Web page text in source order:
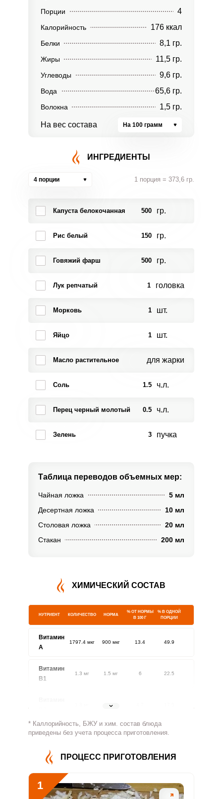
Порции 4
Калорийность 176 ккал
Белки 8,1 гр.
Жиры 11,5 гр.
Углеводы 9,6 гр.
Вода 65,6 гр.
Волокна 1,5 гр.
На вес состава На 100 грамм
ИНГРЕДИЕНТЫ
4 порции 1 порция = 373,6 гр.
Капуста белокочанная 500 гр.
Рис белый 150 гр.
Говяжий фарш 500 гр.
Лук репчатый 1 головка
Морковь 1 шт.
Яйцо 1 шт.
Масло растительное для жарки
Соль 1.5 ч.л.
Перец черный молотый 0.5 ч.л.
Зелень 3 пучка
Таблица переводов объемных мер:
Чайная ложка
5 мл
Десертная ложка
10 мл
Столовая ложка
20 мл
Стакан
200 мл
ХИМИЧЕСКИЙ СОСТАВ
НУТРИЕНТ КОЛИЧЕСТВО НОРМА
% ОТ НОРМЫ
В 100 Г
% В ОДНОЙ
ПОРЦИИ
Витамин
A
1797.4 мкг 900 мкг 13.4 49.9
Витамин
В1
1.3 мг 1.5 мг 6 22.5
1.8 мг
Витамин
780.8 мг 500 мг 10.4 39
Витамин
В5
Витамин
* Каллорийность, БЖУ и хим. состав блюда
приведены без учета процесса приготовления.
ПРОЦЕСС ПРИГОТОВЛЕНИЯ
1